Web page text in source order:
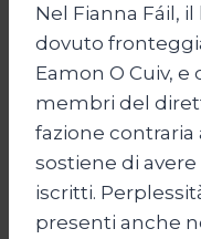
Nel Fianna Fáil,
dovuto
Eamon O Cuiv,
membri del
fazione contraria
sostiene di
iscritti.
presenti anche